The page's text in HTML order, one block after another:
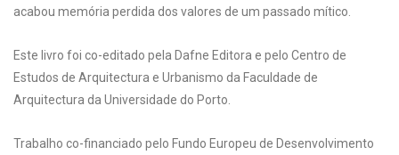
acabou memória perdida dos valores de um passado mítico.
Este livro foi co-editado pela Dafne Editora e pelo Centro de
Estudos de Arquitectura e Urbanismo da Faculdade de
Arquitectura da Universidade do Porto.
Trabalho co-financiado pelo Fundo Europeu de Desenvolvimento